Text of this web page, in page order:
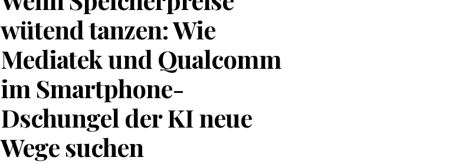
wütend tanzen: Wie
Mediatek und Qualcomm
im Smartphone-
Dschungel der KI neue
Wege suchen